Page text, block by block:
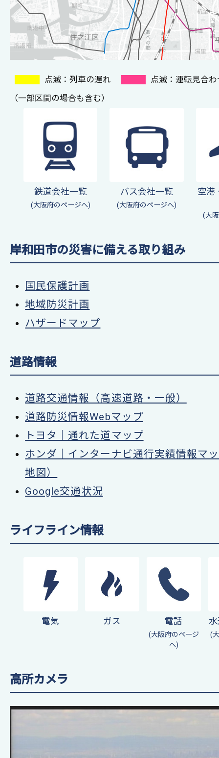
点滅：列車の遅れ
点滅：運転見合わ
（一部区間の場合も含む）
鉄道会社一覧
(大阪府のページへ)
バス会社一覧
(大阪府のページへ)
空港
(大
岸和田市の災害に備える取り組み
国民保護計画
地域防災計画
ハザードマップ
道路情報
道路交通情報（高速道路・一般）
道路防災情報Webマップ
トヨタ｜通れた道マップ
ホンダ｜インターナビ通行実績情報マ
地図）
Google交通状況
ライフライン情報
電気 ガス 電話
(大阪府のページ
へ)
(
高所カメラ